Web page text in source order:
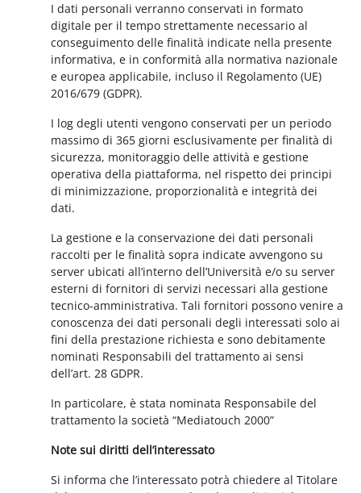
I dati personali verranno conservati in formato
digitale per il tempo strettamente necessario al
conseguimento delle finalità indicate nella presente
informativa, e in conformità alla normativa nazionale
e europea applicabile, incluso il Regolamento (UE)
2016/679 (GDPR).
I log degli utenti vengono conservati per un periodo
massimo di 365 giorni esclusivamente per finalità di
sicurezza, monitoraggio delle attività e gestione
operativa della piattaforma, nel rispetto dei principi
di minimizzazione, proporzionalità e integrità dei
dati.
La gestione e la conservazione dei dati personali
raccolti per le finalità sopra indicate avvengono su
server ubicati all’interno dell’Università e/o su server
esterni di fornitori di servizi necessari alla gestione
tecnico-amministrativa. Tali fornitori possono venire a
conoscenza dei dati personali degli interessati solo ai
fini della prestazione richiesta e sono debitamente
nominati Responsabili del trattamento ai sensi
dell’art. 28 GDPR.
In particolare, è stata nominata Responsabile del
trattamento la società “Mediatouch 2000”
Note sui diritti dell’interessato
Si informa che l’interessato potrà chiedere al Titolare